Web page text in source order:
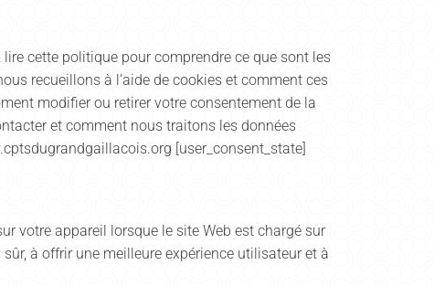
cette politique pour comprendre ce que sont les
recueillons à l’aide de cookies et comment ces
modifier ou retirer votre consentement de la
et comment nous traitons les données
[user_consent_state]
votre appareil lorsque le site Web est chargé sur
à offrir une meilleure expérience utilisateur et à